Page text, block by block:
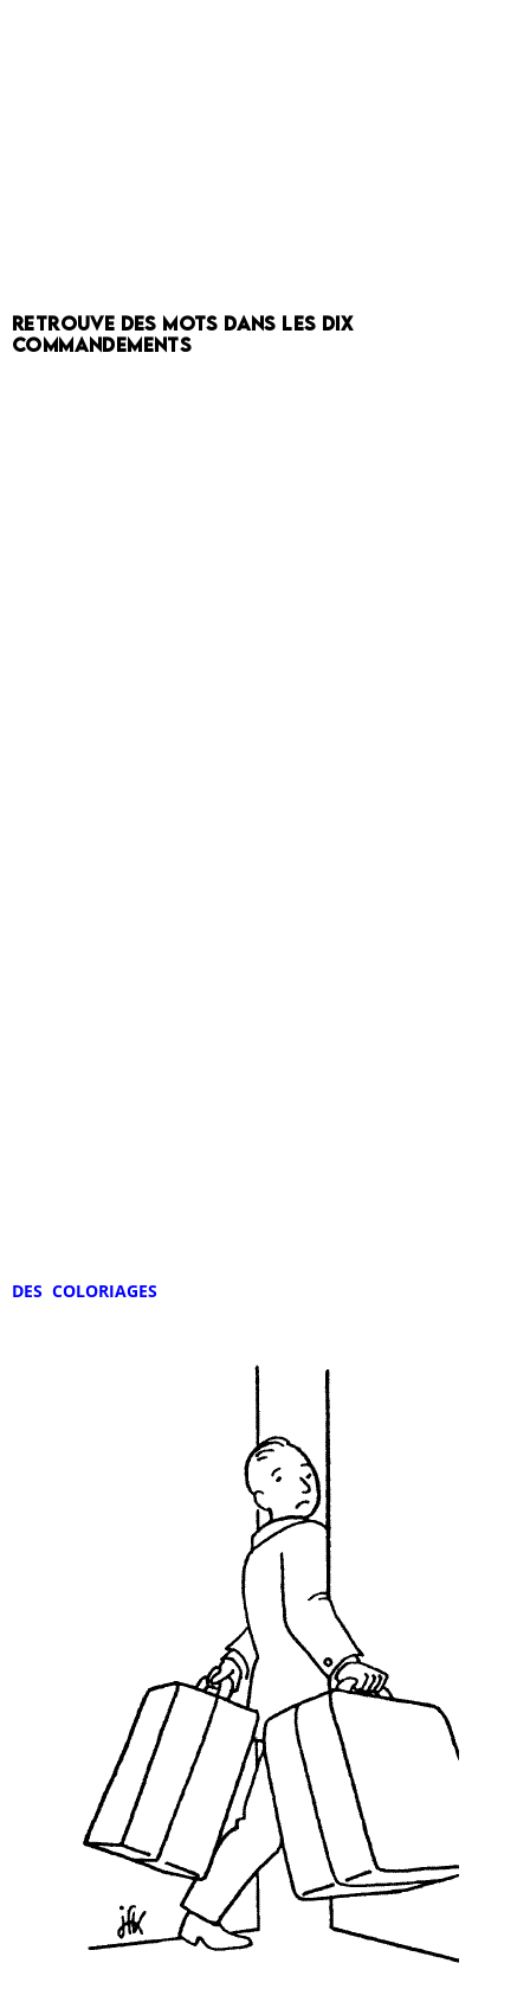
RETROUVE DES MOTS DANS LES DIX
COMMANDEMENTS
DES COLORIAGES